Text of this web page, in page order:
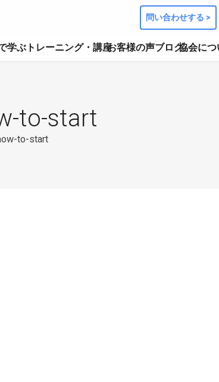
問い合わせする >
学ぶ トレーニング・講座お客様の声ブログ協会につ
to-start
to-start